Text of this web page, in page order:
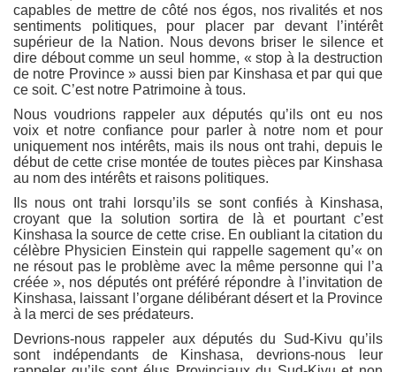
capables de mettre de côté nos égos, nos rivalités et nos
sentiments politiques, pour placer par devant l’intérêt
supérieur de la Nation. Nous devons briser le silence et
dire débout comme un seul homme, « stop à la destruction
de notre Province » aussi bien par Kinshasa et par qui que
ce soit. C’est notre Patrimoine à tous.
Nous voudrions rappeler aux députés qu’ils ont eu nos
voix et notre confiance pour parler à notre nom et pour
uniquement nos intérêts, mais ils nous ont trahi, depuis le
début de cette crise montée de toutes pièces par Kinshasa
au nom des intérêts et raisons politiques.
Ils nous ont trahi lorsqu’ils se sont confiés à Kinshasa,
croyant que la solution sortira de là et pourtant c’est
Kinshasa la source de cette crise. En oubliant la citation du
célèbre Physicien Einstein qui rappelle sagement qu’« on
ne résout pas le problème avec la même personne qui l’a
créée », nos députés ont préféré répondre à l’invitation de
Kinshasa, laissant l’organe délibérant désert et la Province
à la merci de ses prédateurs.
Devrions-nous rappeler aux députés du Sud-Kivu qu’ils
sont indépendants de Kinshasa, devrions-nous leur